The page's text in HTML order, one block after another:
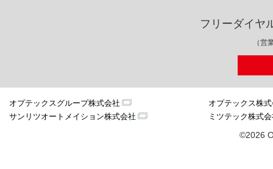
フリーダイヤ
（営
オプテックスグループ株式会社
オプテックス株
サンリツオートメイション株式会社
ミツテック株式
©2026